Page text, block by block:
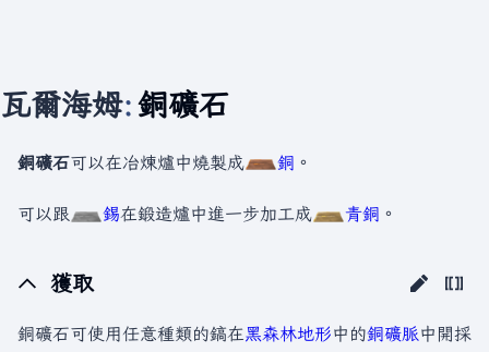
瓦爾海姆:銅礦石
銅礦石可以在冶煉爐中燒製成 銅 。
可以跟 錫在鍛造爐中進一步加工成 青銅 。
獲取
銅礦石可使用任意種類的鎬在黑森林地形中的銅礦脈中開採